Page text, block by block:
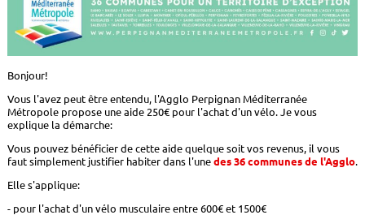
Bonjour!
Vous l'avez peut être entendu, l'Agglo Perpignan Méditerranée
Métropole propose une aide 250€ pour l'achat d'un vélo. Je vous
explique la démarche:
Vous pouvez bénéficier de cette aide quelque soit vos revenus, il vous
faut simplement justifier habiter dans l'une des 36 communes de l'Agglo.
Elle s'applique:
- pour l'achat d'un vélo musculaire entre 600€ et 1500€